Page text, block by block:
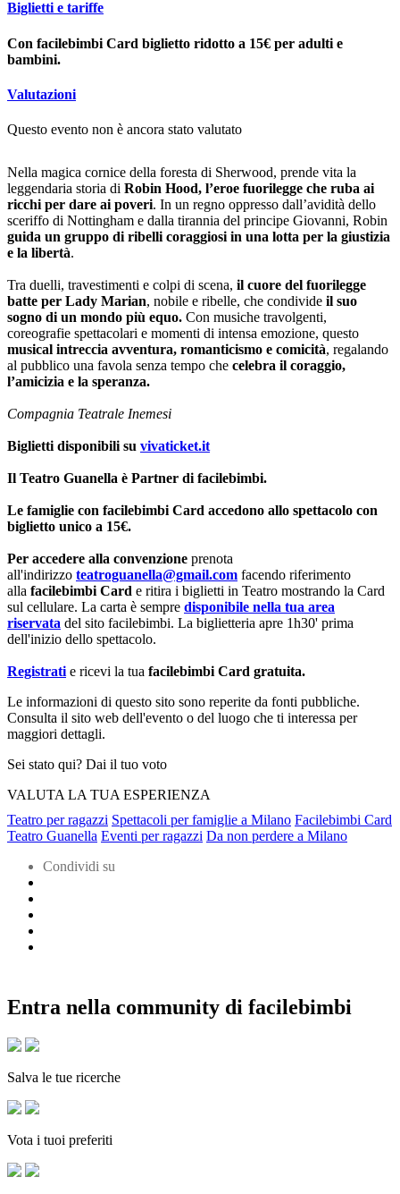
Biglietti e tariffe
Con facilebimbi Card biglietto ridotto a 15€ per adulti e
bambini.
Valutazioni
Questo evento non è ancora stato valutato
Nella magica cornice della foresta di Sherwood, prende vita la
leggendaria storia di Robin Hood, l’eroe fuorilegge che ruba ai
ricchi per dare ai poveri. In un regno oppresso dall’avidità dello
sceriffo di Nottingham e dalla tirannia del principe Giovanni, Robin
guida un gruppo di ribelli coraggiosi in una lotta per la giustizia
e la libertà.
Tra duelli, travestimenti e colpi di scena, il cuore del fuorilegge
batte per Lady Marian, nobile e ribelle, che condivide il suo
sogno di un mondo più equo. Con musiche travolgenti,
coreografie spettacolari e momenti di intensa emozione, questo
musical intreccia avventura, romanticismo e comicità, regalando
al pubblico una favola senza tempo che celebra il coraggio,
l’amicizia e la speranza.
Compagnia Teatrale Inemesi
Biglietti disponibili su vivaticket.it
Il Teatro Guanella è Partner di facilebimbi.
Le famiglie con facilebimbi Card accedono allo spettacolo con
biglietto unico a 15€.
Per accedere alla convenzione prenota
all'indirizzo teatroguanella@gmail.com facendo riferimento
alla facilebimbi Card e ritira i biglietti in Teatro mostrando la Card
sul cellulare. La carta è sempre disponibile nella tua area
riservata del sito facilebimbi. La biglietteria apre 1h30' prima
dell'inizio dello spettacolo.
Registrati e ricevi la tua facilebimbi Card gratuita.
Le informazioni di questo sito sono reperite da fonti pubbliche.
Consulta il sito web dell'evento o del luogo che ti interessa per
maggiori dettagli.
Sei stato qui? Dai il tuo voto
VALUTA LA TUA ESPERIENZA
Teatro per ragazzi Spettacoli per famiglie a Milano Facilebimbi Card
Teatro Guanella Eventi per ragazzi Da non perdere a Milano
Condividi su
Entra nella community di facilebimbi
Salva le tue ricerche
Vota i tuoi preferiti